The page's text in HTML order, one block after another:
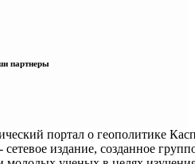
партнеры
портал о геополитике
издание, созданное